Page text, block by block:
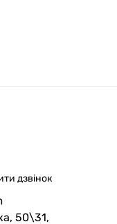
дзвінок
50\31,